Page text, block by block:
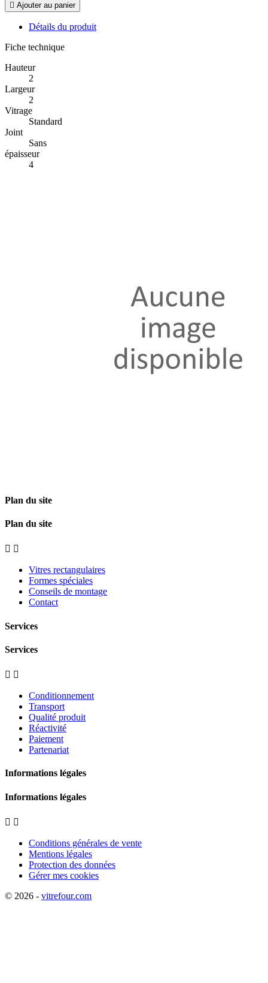
 Ajouter au panier
Détails du produit
Fiche technique
Hauteur
2
Largeur
2
Vitrage
Standard
Joint
Sans
épaisseur
4
Plan du site
Plan du site
 
Vitres rectangulaires
Formes spéciales
Conseils de montage
Contact
Services
Services
 
Conditionnement
Transport
Qualité produit
Réactivité
Paiement
Partenariat
Informations légales
Informations légales
 
Conditions générales de vente
Mentions légales
Protection des données
Gérer mes cookies
© 2026 - vitrefour.com